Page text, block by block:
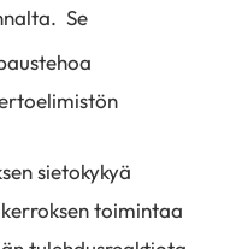
Se
sietokykyä
toimintaa